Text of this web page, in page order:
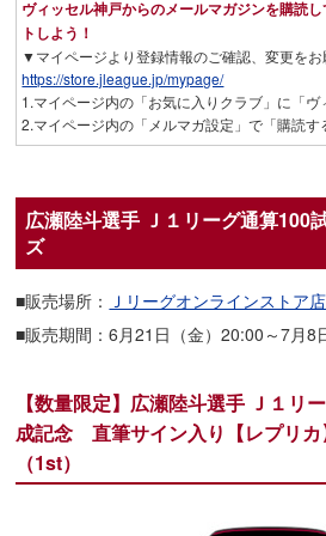
ヴィッセル神戸からのメールマガジンを購読
トしよう！
▼マイページより登録情報のご確認、変更をお
https://store.jleague.jp/mypage/
1.マイページ内の「お気に入りクラブ」に「
2.マイページ内の「メルマガ設定」で「購読す
広瀬陸斗選手 Ｊ１リーグ通算100
ズ
■販売場所：
Ｊリーグオンラインストア店
■販売期間：6月21日（金）20:00～7月8
【数量限定】広瀬陸斗選手 Ｊ１リ
成記念 直筆サイン入り【レプリカ
（1st）